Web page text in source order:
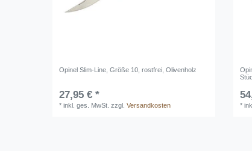
Opinel Slim-Line, Größe 10, rostfrei, Olivenholz
27,95 € *
*inkl. ges. MwSt. zzgl.Versandkosten *